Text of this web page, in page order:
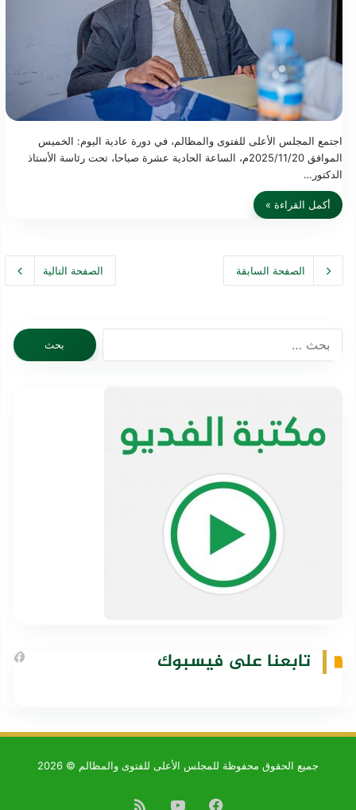
اجتمع المجلس الأعلى للفتوى والمظالم، في دورة عادية اليوم: الخميس
الموافق 2025/11/20م، الساعة الحادية عشرة صباحا، تحت رئاسة الأستاذ
الدكتور…
أكمل القراءة »
الصفحة السابقة الصفحة التالية
البحث
عن:
تابعنا على فيسبوك
جميع الحقوق محفوظة للمجلس الأعلى للفتوى والمظالم © 2026
فيسبوكيوتيوبملخص